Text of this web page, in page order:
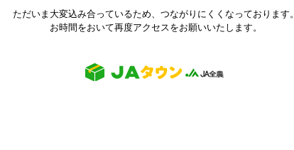
ただいま大変込み合っているため、つながりにくくなっております。
お時間をおいて再度アクセスをお願いいたします。